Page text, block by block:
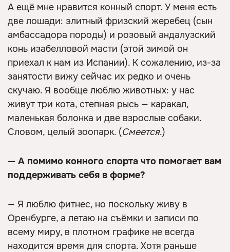
А ещё мне нравится конный спорт. У меня есть
две лошади: элитный фризский жеребец (сын
амбассадора породы) и розовый андалузский
конь изабелловой масти (этой зимой он
приехал к нам из Испании). К сожалению, из-за
занятости вижу сейчас их редко и очень
скучаю. Я вообще люблю животных: у нас
живут три кота, степная рысь — каракал,
маленькая болонка и две взрослые собаки.
Словом, целый зоопарк. (Смеется.)
— А помимо конного спорта что помогает вам
поддерживать себя в форме?
— Я люблю фитнес, но поскольку живу в
Оренбурге, а летаю на съёмки и записи по
всему миру, в плотном графике не всегда
находится время для спорта. Хотя раньше